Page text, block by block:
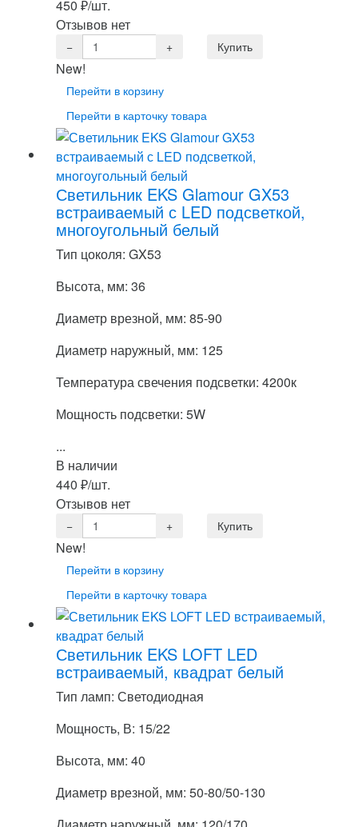
450 ₽/шт.
Отзывов нет
New!
Перейти в корзину
Перейти в карточку товара
Светильник EKS Glamour GX53
встраиваемый с LED подсветкой,
многоугольный белый
Тип цоколя: GX53
Высота, мм: 36
Диаметр врезной, мм: 85-90
Диаметр наружный, мм: 125
Температура свечения подсветки: 4200к
Мощность подсветки: 5W
...
В наличии
440 ₽/шт.
Отзывов нет
New!
Перейти в корзину
Перейти в карточку товара
Светильник EKS LOFT LED
встраиваемый, квадрат белый
Тип ламп: Светодиодная
Мощность, В: 15/22
Высота, мм: 40
Диаметр врезной, мм: 50-80/50-130